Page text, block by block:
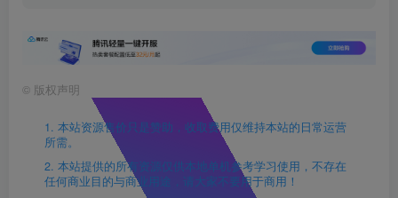
© 版权声明
1. 本站资源售价只是赞助，收取费用仅维持本站的日常运营
所需。
2. 本站提供的所有资源仅供本地单机参考学习使用，不存在
任何商业目的与商业用途，请大家不要用于商用！